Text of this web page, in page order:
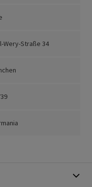
Wery-Straße 34